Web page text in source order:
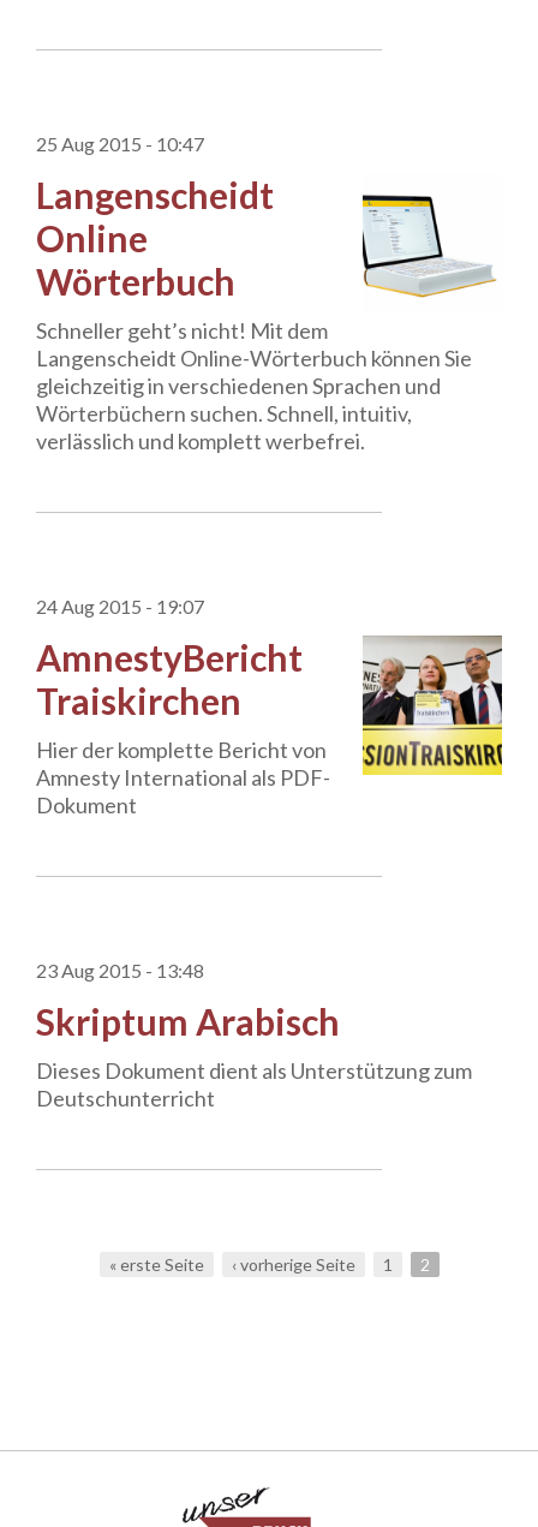
25 Aug 2015 - 10:47
Langenscheidt
Online
Wörterbuch
Schneller geht’s nicht! Mit dem
Langenscheidt Online-Wörterbuch können Sie
gleichzeitig in verschiedenen Sprachen und
Wörterbüchern suchen. Schnell, intuitiv,
verlässlich und komplett werbefrei.
24 Aug 2015 - 19:07
AmnestyBericht
Traiskirchen
Hier der komplette Bericht von
Amnesty International als PDF-
Dokument
23 Aug 2015 - 13:48
Skriptum Arabisch
Dieses Dokument dient als Unterstützung zum
Deutschunterricht
Seiten« erste Seite ‹ vorherige Seite 1 2